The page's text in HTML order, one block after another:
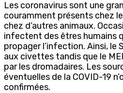
Les coronavirus sont une
couramment présents chez
chez d’autres animaux.
infectent des êtres humains
propager l’infection. Ainsi, le
aux civettes tandis que le
par les dromadaires. Les
éventuelles de la COVID-19
confirmées.